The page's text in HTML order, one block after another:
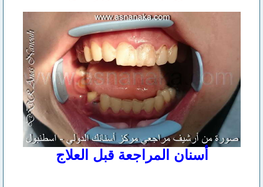
أسنان المراجعة قبل العلاج